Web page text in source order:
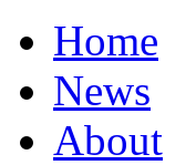
Home
News
About